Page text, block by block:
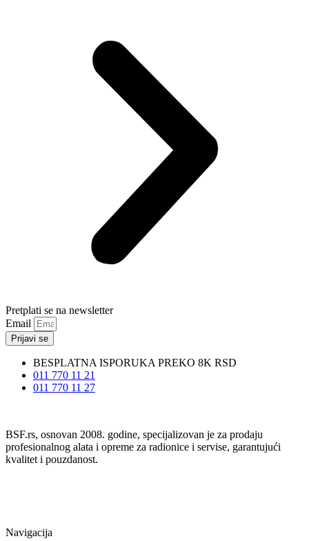
Pretplati se na newsletter
Email
Prijavi se
BESPLATNA ISPORUKA PREKO 8K RSD
011 770 11 21
011 770 11 27
BSF.rs, osnovan 2008. godine, specijalizovan je za prodaju
profesionalnog alata i opreme za radionice i servise, garantujući
kvalitet i pouzdanost.
Navigacija